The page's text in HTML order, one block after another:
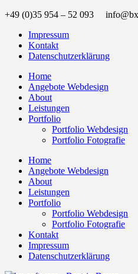
+49 (0)35 954 – 52 093
Impressum
Kontakt
Datenschutzerklärung
Home
Angebote Webdesign
About
Leistungen
Portfolio
Portfolio Webdesign
Portfolio Fotografie
Home
Angebote Webdesign
About
Leistungen
Portfolio
Portfolio Webdesign
Portfolio Fotografie
Kontakt
Impressum
Datenschutzerklärung